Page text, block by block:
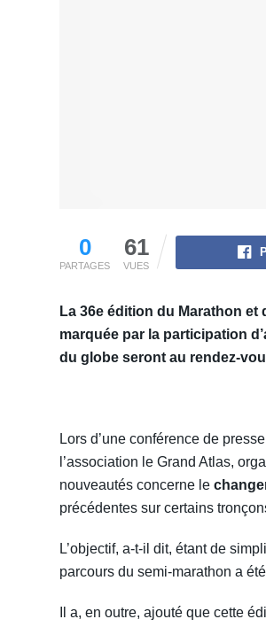
0
PARTAGES
61
VUES
La 36e édition du Marathon
marquée par la participation
du globe seront au rendez-
Lors d’une conférence de
l’association le Grand Atlas,
nouveautés concerne le
précédentes sur certains
L’objectif, a-t-il dit, étant de
parcours du semi-marathon a
Il a, en outre, ajouté que cette